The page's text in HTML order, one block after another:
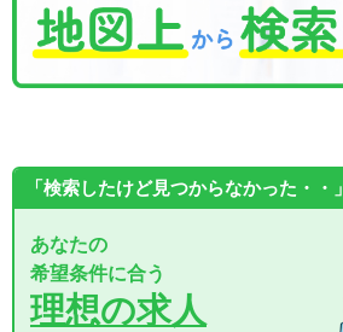
「検索したけど見つからなかった・・」
あなたの
希望条件に合う
理想の求人